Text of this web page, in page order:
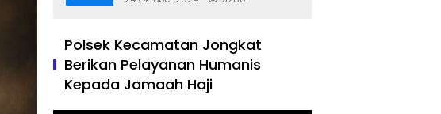
Polsek Kecamatan Jongkat
Berikan Pelayanan Humanis
Kepada Jamaah Haji